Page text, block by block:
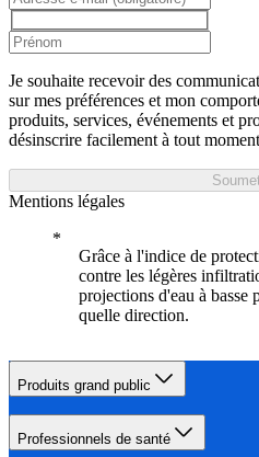
Je souhaite recevoir des
sur mes préférences et mon
produits, services, événements et
désinscrire facilement à tout
Mentions légales
Grâce à l'indice de
contre les légères
projections d'eau à basse
quelle direction.
Produits grand public
Professionnels de santé